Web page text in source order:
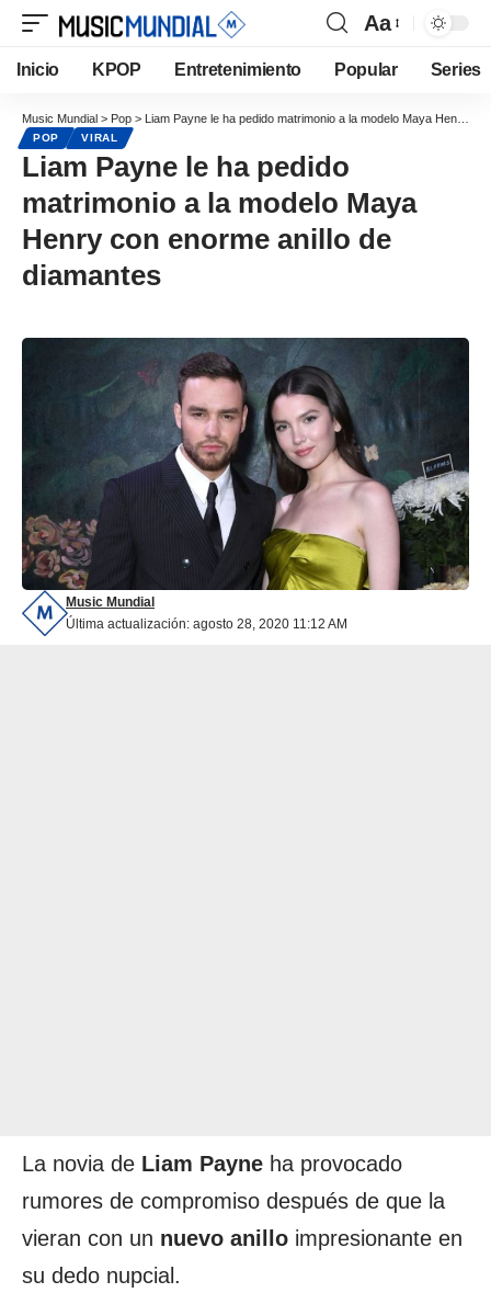
Aa
Inicio KPOP Entretenimiento Popular Series
Music Mundial > Pop > Liam Payne le ha pedido matrimonio a la modelo Maya Henry con enorme anillo de diamantes
POP VIRAL
Liam Payne le ha pedido
matrimonio a la modelo Maya
Henry con enorme anillo de
diamantes
Última actualización: agosto 28, 2020 11:12 AM
Music Mundial
La novia de Liam Payne ha provocado
rumores de compromiso después de que la
vieran con un nuevo anillo impresionante en
su dedo nupcial.